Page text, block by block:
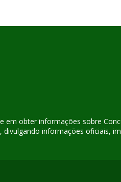
obter informações sobre
informações oficiais,